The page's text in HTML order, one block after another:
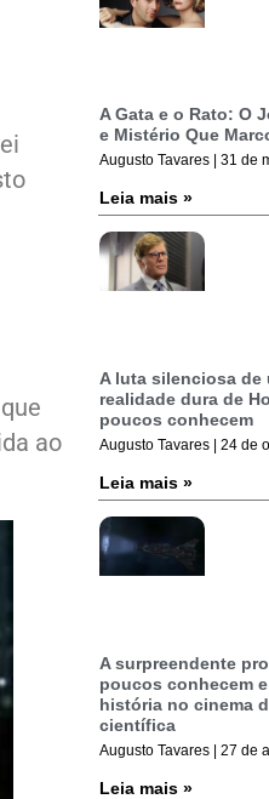
ao
A Gata e o Rato: O
e Mistério Que
Augusto Tavares 31 de
Leia mais »
A luta silenciosa de
realidade dura de
poucos conhecem
Augusto Tavares 24 de
Leia mais »
A surpreendente
poucos conhecem
história no cinema
científica
Augusto Tavares 27 de
Leia mais »